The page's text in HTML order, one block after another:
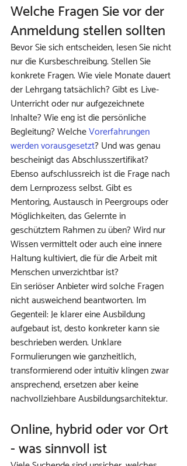
Welche Fragen Sie vor der
Anmeldung stellen sollten
Bevor Sie sich entscheiden, lesen Sie nicht
nur die Kursbeschreibung. Stellen Sie
konkrete Fragen. Wie viele Monate dauert
der Lehrgang tatsächlich? Gibt es Live-
Unterricht oder nur aufgezeichnete
Inhalte? Wie eng ist die persönliche
Begleitung? Welche Vorerfahrungen
werden vorausgesetzt? Und was genau
bescheinigt das Abschlusszertifikat?
Ebenso aufschlussreich ist die Frage nach
dem Lernprozess selbst. Gibt es
Mentoring, Austausch in Peergroups oder
Möglichkeiten, das Gelernte in
geschütztem Rahmen zu üben? Wird nur
Wissen vermittelt oder auch eine innere
Haltung kultiviert, die für die Arbeit mit
Menschen unverzichtbar ist?
Ein seriöser Anbieter wird solche Fragen
nicht ausweichend beantworten. Im
Gegenteil: Je klarer eine Ausbildung
aufgebaut ist, desto konkreter kann sie
beschrieben werden. Unklare
Formulierungen wie ganzheitlich,
transformierend oder intuitiv klingen zwar
ansprechend, ersetzen aber keine
nachvollziehbare Ausbildungsarchitektur.
Online, hybrid oder vor Ort
- was sinnvoll ist